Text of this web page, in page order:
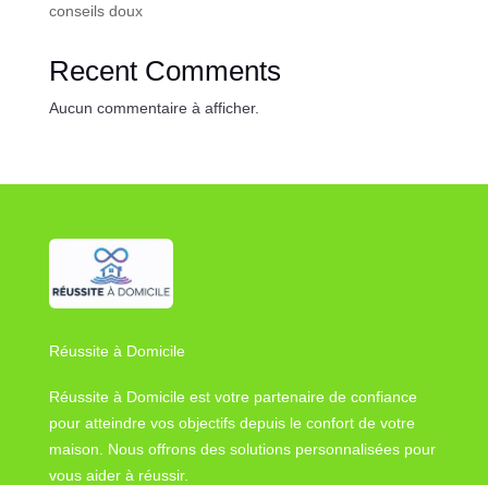
conseils doux
Recent Comments
Aucun commentaire à afficher.
Réussite à Domicile
Réussite à Domicile est votre partenaire de confiance
pour atteindre vos objectifs depuis le confort de votre
maison. Nous offrons des solutions personnalisées pour
vous aider à réussir.